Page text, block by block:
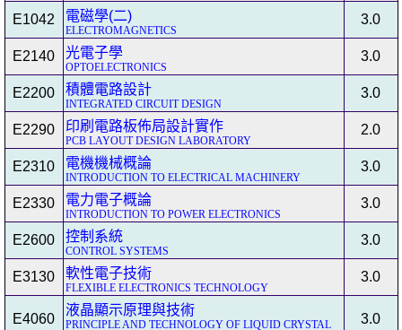
E1042 電磁學(二)
ELECTROMAGNETICS
3.0
E2140 光電子學
OPTOELECTRONICS
3.0
E2200 積體電路設計
INTEGRATED CIRCUIT DESIGN
3.0
E2290 印刷電路板佈局設計實作
PCB LAYOUT DESIGN LABORATORY
2.0
E2310 電機機械概論
INTRODUCTION TO ELECTRICAL MACHINERY
3.0
E2330 電力電子概論
INTRODUCTION TO POWER ELECTRONICS
3.0
E2600 控制系統
CONTROL SYSTEMS
3.0
E3130 軟性電子技術
FLEXIBLE ELECTRONICS TECHNOLOGY
3.0
E4060
液晶顯示原理與技術
PRINCIPLE AND TECHNOLOGY OF LIQUID CRYSTAL 3.0